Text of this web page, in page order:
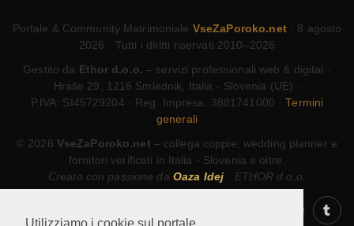
Portale & Community Matrimoniale VseZaPoroko.net · 8 agosto
2026 · Tutti i diritti riservati 2010–2026
Gestito da Ethor d.o.o. – servizi professionali web & digital ·
Hraše 29, 1216 Smlednik, Italia - Slovenia (UE) ·
P.IVA: SI45729204 · Reg. Impresa: 3881741000 ·Termini
generali
© 2026 VseZaPoroko.net – collega coppie, wedding planner e
fornitori verificati in Italia - Slovenia e oltre.
Creato con passione da Oaza Idej · ETHOR d.o.o.